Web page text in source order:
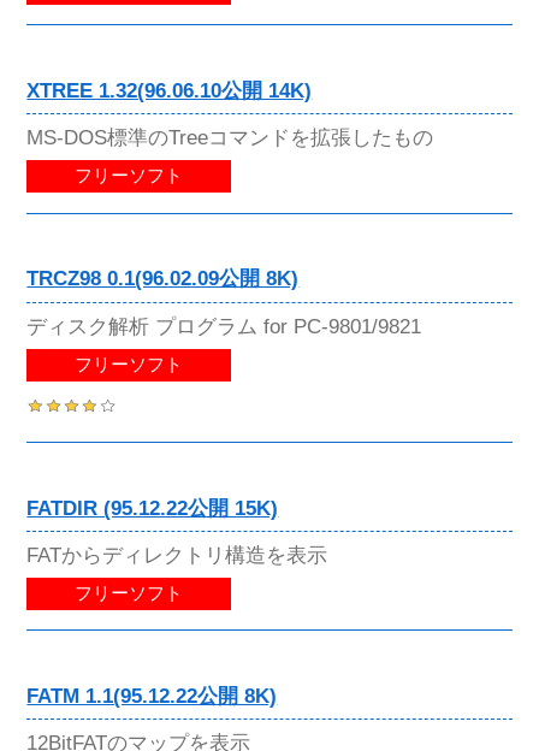
XTREE 1.32(96.06.10公開 14K)
MS-DOS標準のTreeコマンドを拡張したもの
フリーソフト
TRCZ98 0.1(96.02.09公開 8K)
ディスク解析 プログラム for PC-9801/9821
フリーソフト
FATDIR (95.12.22公開 15K)
FATからディレクトリ構造を表示
フリーソフト
FATM 1.1(95.12.22公開 8K)
12BitFATのマップを表示